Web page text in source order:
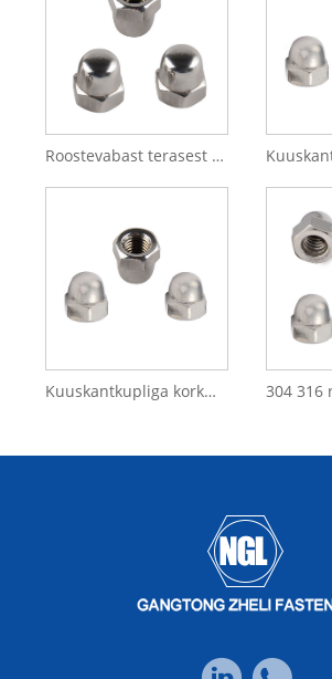
Roostevabast terasest korkmutter Hiina hulgimüük roostevabast terasest kuuskantkupliga M5 korkmutter riistvara jaoks
Kuuskantkupliga korkmutter DIN1587 rohkem kui 10 aastat tootmiskogemusega tehases